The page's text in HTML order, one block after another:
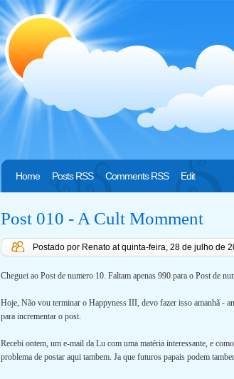
Home Posts RSS Comments RSS Edit
Post 010 - A Cult Momment
Postado por Renato atquinta-feira, 28 de julho de
Cheguei ao Post de numero 10. Faltam apenas 990 para o Post de
Hoje, Não vou terminar o Happyness III, devo fazer isso amanhã -
para incrementar o post.
Recebi ontem, um e-mail da Lu com uma matéria interessante, e
problema de postar aqui tambem. Ja que futuros papais podem